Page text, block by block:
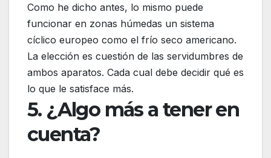
Como he dicho antes, lo mismo puede
funcionar en zonas húmedas un sistema
cíclico europeo como el frío seco americano.
La elección es cuestión de las servidumbres de
ambos aparatos. Cada cual debe decidir qué es
lo que le satisface más.
5. ¿Algo más a tener en
cuenta?